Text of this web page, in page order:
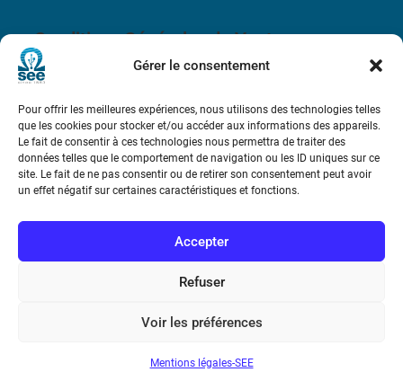
Gérer le consentement
Pour offrir les meilleures expériences, nous utilisons des technologies telles
que les cookies pour stocker et/ou accéder aux informations des appareils.
Le fait de consentir à ces technologies nous permettra de traiter des
données telles que le comportement de navigation ou les ID uniques sur ce
site. Le fait de ne pas consentir ou de retirer son consentement peut avoir
un effet négatif sur certaines caractéristiques et fonctions.
Accepter
Refuser
Voir les préférences
Mentions légales-SEE
Conditions Générales de Vente
Contact